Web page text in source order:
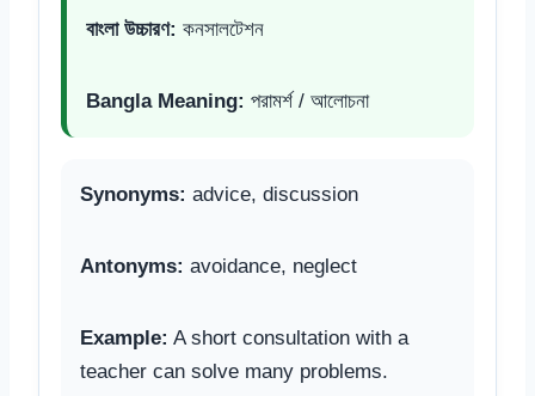
বাংলা উচ্চারণ: কনসালটেশন
Bangla Meaning: পরামর্শ / আলোচনা
Synonyms: advice, discussion
Antonyms: avoidance, neglect
Example: A short consultation with a
teacher can solve many problems.